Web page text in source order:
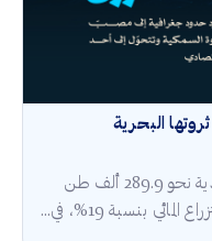
البحرية
سجل إنتاج الثروة السمكية في السعودية نحو 289.9 ألف طن